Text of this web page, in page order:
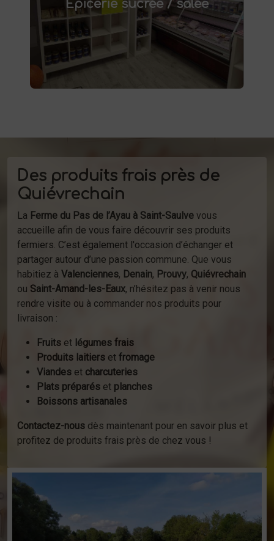
Épicerie sucrée / salée
conserves maison, plats préparés et bien
d'autres produits fermiers vous attendent.
Profitez de la vente directe de
produits
d'épicerie
à la ferme ou de notre service de
livraison.
Des produits frais près de
Quiévrechain
La Ferme du Pas de l’Ayau à Saint-Saulve vous
accueille afin de vous faire découvrir ses produits
fermiers. C’est également l'occasion d’échanger et
partager autour d’une passion commune. Que vous
habitiez à Valenciennes, Denain, Prouvy, Quiévrechain
ou Saint-Amand-les-Eaux, n’hésitez pas à venir nous
rendre visite ou à commander nos produits pour
livraison :
Fruits et légumes frais
Produits laitiers et fromage
Viandes et charcuteries
Plats préparés et planches
Boissons artisanales
Contactez-nous dès maintenant pour en savoir plus et
profitez de produits frais près de chez vous !